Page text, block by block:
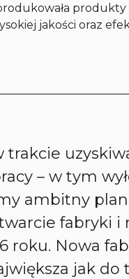
jakości oraz
trakcie
– w tym
ambitny
fabryki i
roku. Nowa
jak do